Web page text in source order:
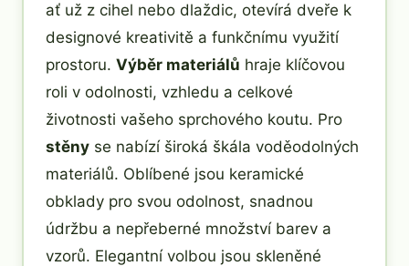
ať už z cihel nebo dlaždic, otevírá dveře k
designové kreativitě a funkčnímu využití
prostoru. Výběr materiálů hraje klíčovou
roli v odolnosti, vzhledu a celkové
životnosti vašeho sprchového koutu. Pro
stěny se nabízí široká škála voděodolných
materiálů. Oblíbené jsou keramické
obklady pro svou odolnost, snadnou
údržbu a nepřeberné množství barev a
vzorů. Elegantní volbou jsou skleněné